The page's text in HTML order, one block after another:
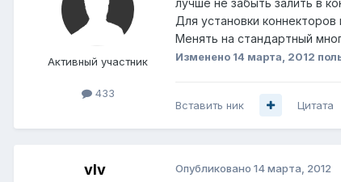
Активный участник
433
Для установки
Менять на стандартный
Изменено 14 марта, 2012
Вставить ник Цитата
vIv Опубликовано 14 марта, 2012